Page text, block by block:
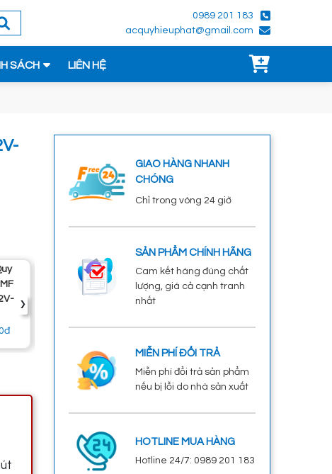
0989 201 183
acquyhieuphat@gmail.com
SÁCH LIÊN HỆ
Bình Ắc Quy GS
MF 40B19L 12V-
›
GIAO HÀNG NHANH
CHÓNG
Chỉ trong vòng 24 giờ
SẢN PHẨM CHÍNH HÃNG
Cam kết hàng đúng chất
lượng, giá cả cạnh tranh
nhất
MIỄN PHÍ ĐỔI TRẢ
Miễn phí đổi trả sản phẩm
nếu bị lỗi do nhà sản xuất
HOTLINE MUA HÀNG
Hotline 24/7: 0989 201 183